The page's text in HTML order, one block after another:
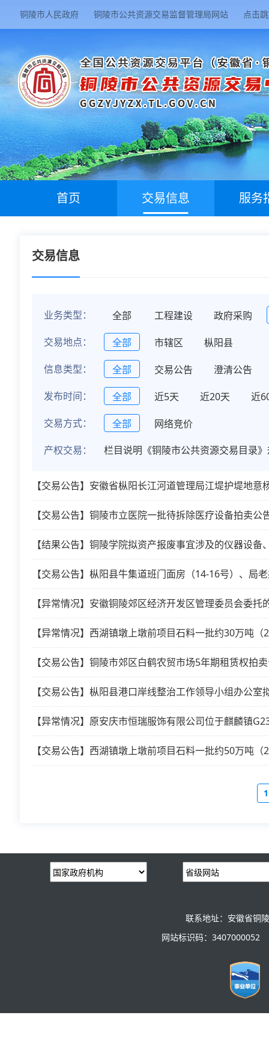
铜陵市人民政府 铜陵市公共资源交易监督管理局网站 点击
首页 交易信息 服务
交易信息
业务类型： 全部 工程建设
政府采购
交易地点：
全部 市辖区
枞阳县
信息类型：
全部 交易公告
澄清公告
发布时间：
全部 近5天 近20天
近
交易方式：
全部
网络竞价
产权交易：
栏目说明《铜陵市公共资源交易目录
【交易公告】安徽省枞阳长江河道管理局江堤护堤地
【交易公告】铜陵市立医院一批待拆除医疗设备拍卖公
【结果公告】铜陵学院拟资产报废事宜涉及的仪器设
【交易公告】枞阳县牛集道班门面房（14-16号）、
【异常情况】安徽铜陵郊区经济开发区管理委员会委
【异常情况】西湖镇墩上墩前项目石料一批约30万吨
【交易公告】铜陵市郊区白鹤农贸市场5年期租赁权拍
【异常情况】原安庆市恒瑞服饰有限公司位于麒麟镇
【交易公告】西湖镇墩上墩前项目石料一批约50万吨
1
联系地址：安徽省铜
网站标识码：3407000052